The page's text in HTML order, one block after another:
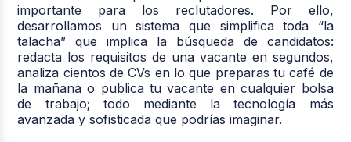
importante para los reclutadores. Por ello,
desarrollamos un sistema que simplifica toda “la
talacha” que implica la búsqueda de candidatos:
redacta los requisitos de una vacante en segundos,
analiza cientos de CVs en lo que preparas tu café de
la mañana o publica tu vacante en cualquier bolsa
de trabajo; todo mediante la tecnología más
avanzada y sofisticada que podrías imaginar.